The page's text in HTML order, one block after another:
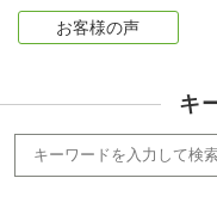
お客様の声
キ